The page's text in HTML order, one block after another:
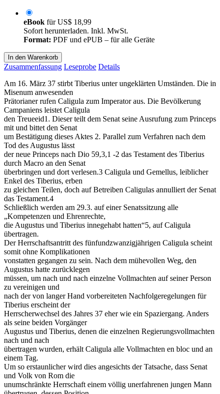
eBook fürUS$ 18,99
Sofort herunterladen. Inkl. MwSt.
Format: PDF und ePUB – für alle Geräte
In den Warenkorb
Zusammenfassung Leseprobe Details
Am 16. März 37 stirbt Tiberius unter ungeklärten Umständen. Die in
Misenum anwesenden
Prätorianer rufen Caligula zum Imperator aus. Die Bevölkerung
Campaniens leistet Caligula
den Treueeid1. Dieser teilt dem Senat seine Ausrufung zum Princeps
mit und bittet den Senat
um Bestätigung dieses Aktes 2. Parallel zum Verfahren nach dem
Tod des Augustus lässt
der neue Princeps nach Dio 59,3,1 -2 das Testament des Tiberius
durch Macro an den Senat
überbringen und dort verlesen.3 Caligula und Gemellus, leiblicher
Enkel des Tiberius, erben
zu gleichen Teilen, doch auf Betreiben Caligulas annulliert der Senat
das Testament.4
Schließlich werden am 29.3. auf einer Senatssitzung alle
„Kompetenzen und Ehrenrechte,
die Augustus und Tiberius innegehabt hatten“5, auf Caligula
übertragen.
Der Herrschaftsantritt des fünfundzwanzigjährigen Caligula scheint
somit ohne Komplikationen
vonstatten gegangen zu sein. Nach dem mühevollen Weg, den
Augustus hatte zurücklegen
müssen, um nach und nach einzelne Vollmachten auf seiner Person
zu vereinigen und
nach der von langer Hand vorbereiteten Nachfolgeregelungen für
Tiberius erscheint der
Herrscherwechsel des Jahres 37 eher wie ein Spaziergang. Anders
als seine beiden Vorgänger
Augustus und Tiberius, denen die einzelnen Regierungsvollmachten
nach und nach
übertragen wurden, erhält Caligula alle Vollmachten en bloc und an
einem Tag.
Um so erstaunlicher wird dies angesichts der Tatsache, dass Senat
und Volk von Rom die
unumschränkte Herrschaft einem völlig unerfahrenen jungen Mann